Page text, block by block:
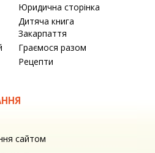
Юридична сторінка
Дитяча книга
Закарпаття
Граємося разом
Рецепти
сайтом